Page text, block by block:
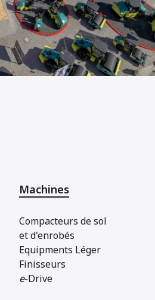
Machines
Compacteurs de sol
et d'enrobés
Equipments Léger
Finisseurs
e-Drive